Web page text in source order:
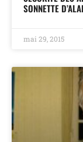
SONNETTE
mai 29, 2015